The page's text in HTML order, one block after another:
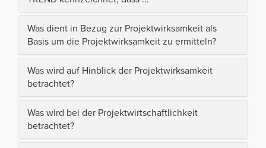
Was dient in Bezug zur Projektwirksamkeit als
Basis um die Projektwirksamkeit zu ermitteln?
Was wird auf Hinblick der Projektwirksamkeit
betrachtet?
Was wird bei der Projektwirtschaftlichkeit
betrachtet?